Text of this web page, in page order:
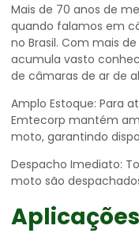
Mais de 70 anos de
quando falamos em
no Brasil. Com mais
acumula vasto
de câmaras de ar de
Amplo Estoque: Para
Emtecorp mantém
moto, garantindo
Despacho Imediato:
moto são